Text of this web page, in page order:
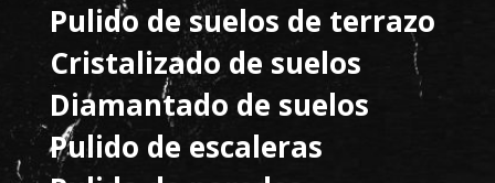
Pulido de suelos de terrazo
Cristalizado de suelos
Diamantado de suelos
Pulido de escaleras